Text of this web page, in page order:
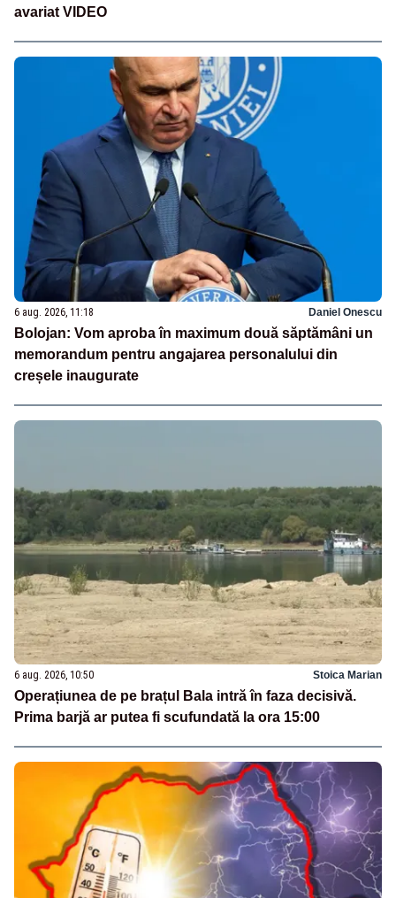
avariat VIDEO
6 aug. 2026, 11:18 Daniel Onescu
Bolojan: Vom aproba în maximum două săptămâni un
memorandum pentru angajarea personalului din
creșele inaugurate
6 aug. 2026, 10:50 Stoica Marian
Operațiunea de pe brațul Bala intră în faza decisivă.
Prima barjă ar putea fi scufundată la ora 15:00